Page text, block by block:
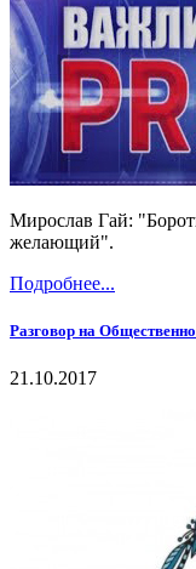
Мирослав Гай:
желающий".
Подробнее...
Разговор на
21.10.2017